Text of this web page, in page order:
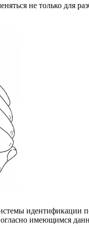
не только для
идентификации
имеющимся